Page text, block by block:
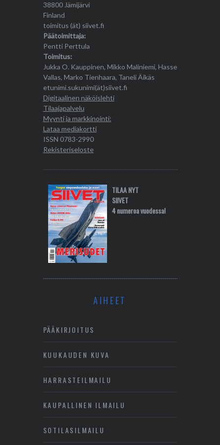
38800 Jämijärvi
Finland
toimitus (ät) siivet.fi
Päätoimittaja:
Pentti Perttula
Toimitus:
Jukka O. Kauppinen, Mikko Maliniemi, Hasse
Vallas, Marko Tienhaara, Taneli Äikäs
etunimi.sukunimi(ät)siivet.fi
Digitaalinen näköislehti
Tilaajapalvelu
Myynti ja markkinointi:
Lataa mediakortti
ISSN 0783-2990
Rekisteriseloste
TILAA NYT
SIIVET
4 numeroa vuodessa!
AIHEET
PÄÄKIRJOITUS
KUUKAUDEN KUVA
HARRASTEILMAILU
KAUPALLINEN ILMAILU
SOTILASILMAILU